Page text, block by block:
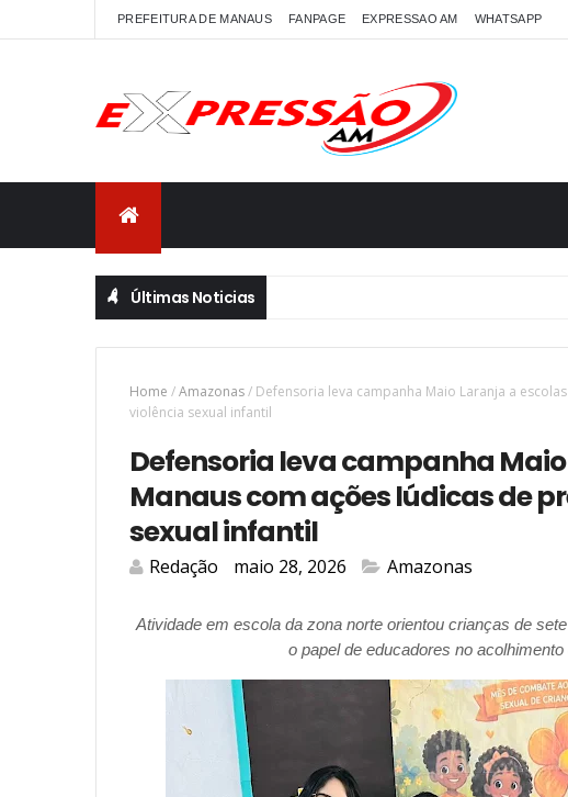
PREFEITURA DE MANAUS FANPAGE EXPRESSAO AM WHATSAPP
Últimas Noticias
Home /Amazonas/ Defensoria leva campanha Maio Laranja a
violência sexual infantil
Defensoria leva campanha
Manaus com ações lúdicas de
sexual infantil
Redação maio 28, 2026 Amazonas
Atividade em escola da zona norte orientou crianças de
o papel de educadores no